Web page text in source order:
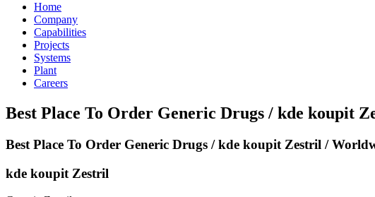
Home
Company
Capabilities
Projects
Systems
Plant
Careers
Best Place To Order Generic Drugs / kde koupit
Best Place To Order Generic Drugs / kde koupit Zestril /
kde koupit Zestril